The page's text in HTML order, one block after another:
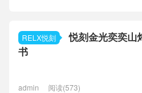
RELX悦刻
悦刻金光奕奕山
书
admin 阅读(573)